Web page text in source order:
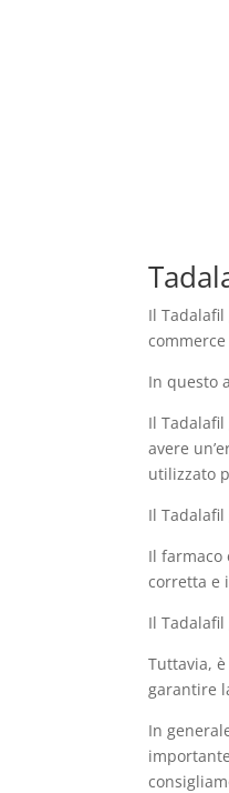
Il
In questo
Il
avere
utilizzato
Il
Il farmaco
corretta e
Il
Tuttavia,
garantire
In